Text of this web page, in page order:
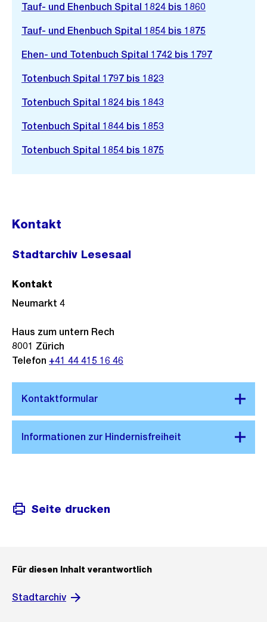
Tauf- und Ehenbuch Spital 1824 bis 1860
Tauf- und Ehenbuch Spital 1854 bis 1875
Ehen- und Totenbuch Spital 1742 bis 1797
Totenbuch Spital 1797 bis 1823
Totenbuch Spital 1824 bis 1843
Totenbuch Spital 1844 bis 1853
Totenbuch Spital 1854 bis 1875
Kontakt
Stadtarchiv Lesesaal
Kontakt
Neumarkt 4
Haus zum untern Rech
8001 Zürich
Telefon +41 44 415 16 46
Seite drucken
Für diesen Inhalt verantwortlich
Stadtarchiv